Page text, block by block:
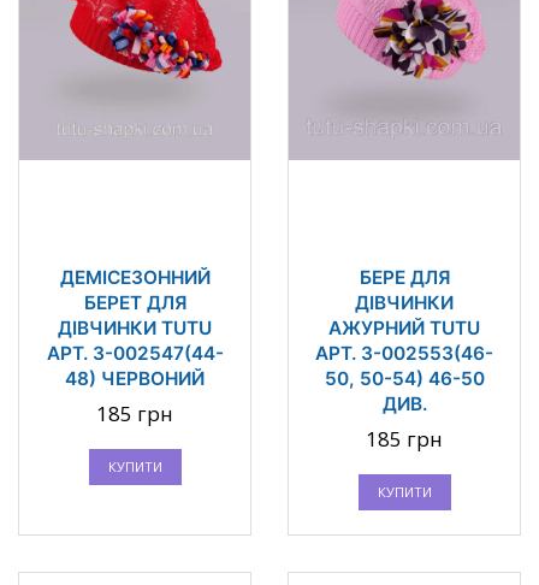
ДЕМІСЕЗОННИЙ
БЕРЕТ ДЛЯ
ДІВЧИНКИ TUTU
АРТ. 3-002547(44-
48) ЧЕРВОНИЙ
185 грн
КУПИТИ
БЕРЕ ДЛЯ
ДІВЧИНКИ
АЖУРНИЙ TUTU
АРТ. 3-002553(46-
50, 50-54) 46-50
ДИВ.
185 грн
КУПИТИ